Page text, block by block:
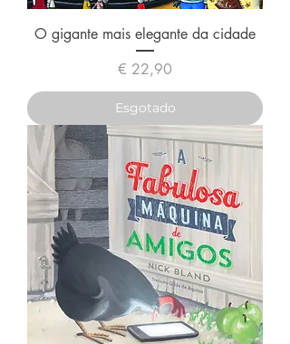
O gigante mais elegante da cidade
Preço
€ 22,90
Esgotado